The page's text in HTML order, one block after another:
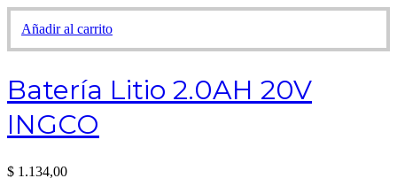
Añadir al carrito
Batería Litio 2.0AH 20V
INGCO
$ 1.134,00